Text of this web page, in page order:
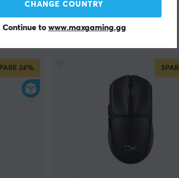
CHANGE COUNTRY
Continue to www.maxgaming.gg
24%